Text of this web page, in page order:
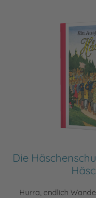
Die
Hurra, endlich